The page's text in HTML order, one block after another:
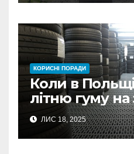
КОРИСНІ ПОРАДИ
Коли в
літню гуму
ЛИС 18, 2025